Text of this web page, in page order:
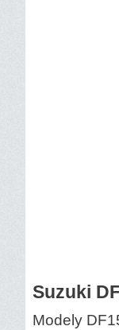
Suzuki
Modely